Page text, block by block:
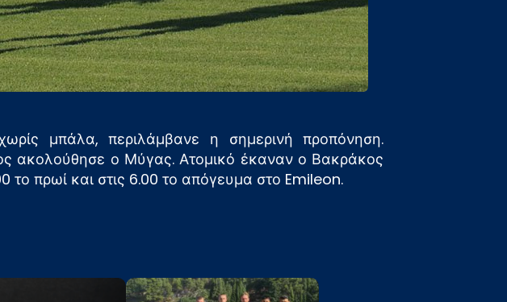
μπάλα, περιλάμβανε η σημερινή προπόνηση.
ακολούθησε ο Μύγας. Ατομικό έκαναν ο Βακράκος
το πρωί και στις 6.00 το απόγευμα στο Emileon.